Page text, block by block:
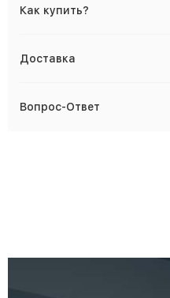
Как купить?
Доставка
Вопрос-Ответ